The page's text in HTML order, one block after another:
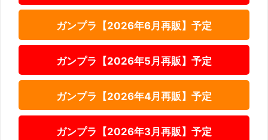
ガンプラ【2026年6月再販】予定
ガンプラ【2026年5月再販】予定
ガンプラ【2026年4月再販】予定
ガンプラ【2026年3月再販】予定